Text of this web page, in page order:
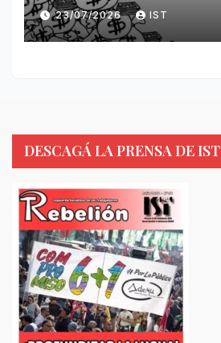
23/07/2026 IST
DESCAGÁ LA PRENSA DE IST